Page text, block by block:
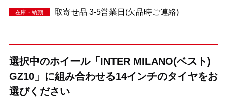
在庫・納期 取寄せ品 3-5営業日(欠品時ご連絡)
選択中のホイール「INTER MILANO(ベスト)
GZ10」に組み合わせる14インチのタイヤをお
選びください